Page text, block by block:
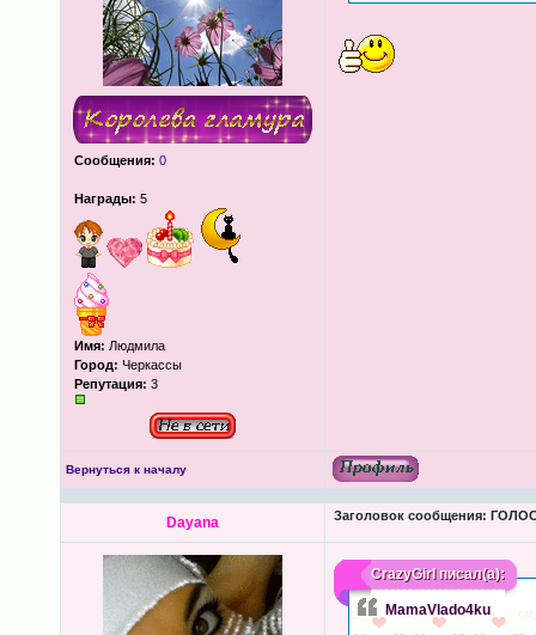
Сообщения: 0
Награды: 5
Имя: Людмила
Город: Черкассы
Репутация: 3
Вернуться к началу
Dayana Заголовок сообщения:
CrazyGirlписал(а):
MamaVlado4ku